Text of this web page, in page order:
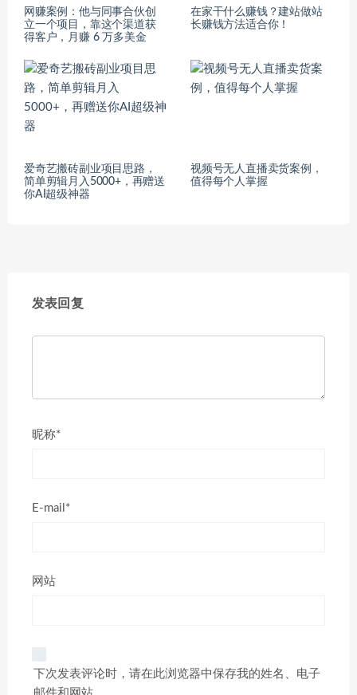
网赚案例：他与同事合伙创
立一个项目，靠这个渠道获
得客户，月赚 6 万多美金
在家干什么赚钱？建站做站
长赚钱方法适合你！
爱奇艺搬砖副业项目思路，
简单剪辑月入5000+，再赠送
你AI超级神器
视频号无人直播卖货案例，
值得每个人掌握
发表回复
昵称*
E-mail*
网站
下次发表评论时，请在此浏览器中保存我的姓名、电子